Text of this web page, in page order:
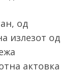
од
излезот од
актовка